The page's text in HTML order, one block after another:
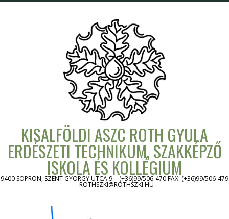
KISALFÖLDI ASZC ROTH GYULA
ERDÉSZETI TECHNIKUM, SZAKKÉPZŐ
ISKOLA ÉS KOLLÉGIUM
9400 SOPRON, SZENT GYÖRGY UTCA 9. - (+36)99/506-470 FAX: (+36)99/506-479
- ROTHSZKI@ROTHSZKI.HU